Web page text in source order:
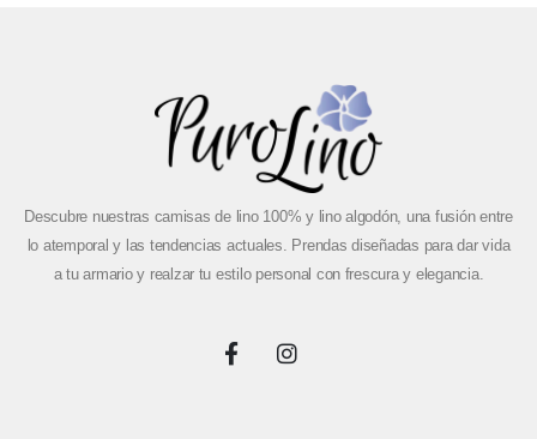
Descubre nuestras camisas de lino 100% y lino algodón, una fusión entre
lo atemporal y las tendencias actuales. Prendas diseñadas para dar vida
a tu armario y realzar tu estilo personal con frescura y elegancia.